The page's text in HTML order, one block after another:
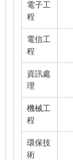
電子工
程
電信工
程
資訊處
理
機械工
程
環保技
術